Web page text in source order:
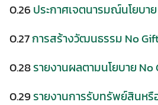
0.26 ประกาศเจตนารมณ์นโยบา
0.27การสร้างวัฒนธรรม No
0.28รายงานผลตามนโยบาย No
0.29รายงานการรับทรัพย์สินหรื